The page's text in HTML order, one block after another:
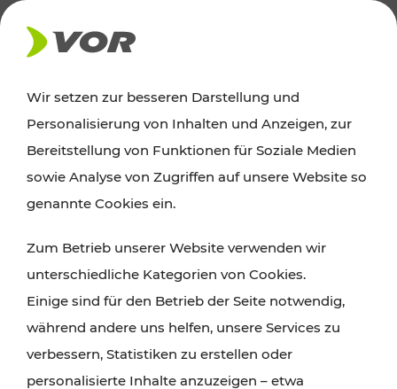
AKTUELLES
Ausflugstipps
Wien, Niederösterreich und das Burgenland
Wanderungen, Kultur und Gastronomie,
Radtouren oder purer Naturgenuss – viele
Attraktionen sind mit den Ticket- und Fahrplan-
Angeboten des VOR gut und schnell erreichbar.
Wir setzen zur besseren Darstellung und
Personalisierung von Inhalten und Anzeigen, zur
Bereitstellung von Funktionen für Soziale Medien
sowie Analyse von Zugriffen auf unsere Website so
genannte Cookies ein.
Zum Betrieb unserer Website verwenden wir
unterschiedliche Kategorien von Cookies.
Einige sind für den Betrieb der Seite notwendig,
während andere uns helfen, unsere Services zu
verbessern, Statistiken zu erstellen oder
personalisierte Inhalte anzuzeigen – etwa